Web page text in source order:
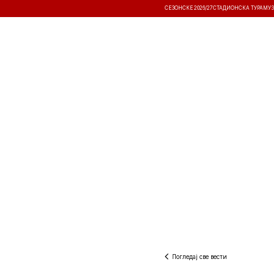
СЕЗОНСКЕ 2026/27СТАДИОНСКА ТУРА
Погледај све вести